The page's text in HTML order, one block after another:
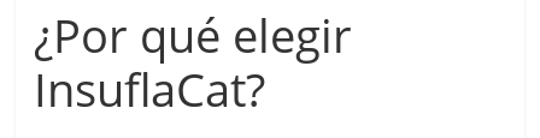
¿Por qué elegir
InsuflaCat?